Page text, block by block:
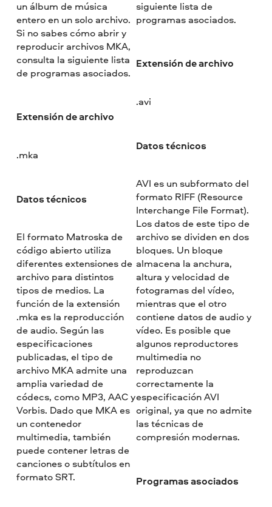
un álbum de música
entero en un solo archivo.
Si no sabes cómo abrir y
reproducir archivos MKA,
consulta la siguiente lista
de programas asociados.
Extensión de archivo
.mka
Datos técnicos
El formato Matroska de
código abierto utiliza
diferentes extensiones de
archivo para distintos
tipos de medios. La
función de la extensión
.mka es la reproducción
de audio. Según las
especificaciones
publicadas, el tipo de
archivo MKA admite una
amplia variedad de
códecs, como MP3, AAC y
Vorbis. Dado que MKA es
un contenedor
multimedia, también
puede contener letras de
canciones o subtítulos en
formato SRT.
siguiente lista de
programas asociados.
Extensión de archivo
.avi
Datos técnicos
AVI es un subformato del
formato RIFF (Resource
Interchange File Format).
Los datos de este tipo de
archivo se dividen en dos
bloques. Un bloque
almacena la anchura,
altura y velocidad de
fotogramas del vídeo,
mientras que el otro
contiene datos de audio y
vídeo. Es posible que
algunos reproductores
multimedia no
reproduzcan
correctamente la
especificación AVI
original, ya que no admite
las técnicas de
compresión modernas.
Programas asociados